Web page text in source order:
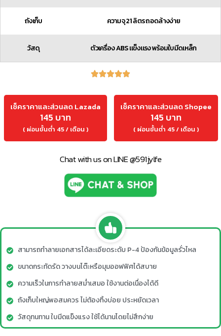
ถังเก็บ ความจุ 21 ลิตร ถอดล้างง่าย
วัสดุ ตัวเครื่อง ABS แข็งแรง พร้อมใบมีดเหล็ก
เช็คราคาและส่วนลด Lazada
145 บาท
( ผ่อนขั้นต่ำ 45 / เดือน )
เช็คราคาและส่วนลด Shopee
145 บาท
( ผ่อนขั้นต่ำ 45 / เดือน )
Chat with us on LINE @591jylfe
สามารถทำลายเอกสารได้ละเอียดระดับ P-4 ป้องกันข้อมูลรั่วไหล
ขนาดกระทัดรัด วางบนโต๊ะหรือมุมออฟฟิศได้สบาย
ความเร็วในการทำลายสม่ำเสมอ ใช้งานต่อเนื่องได้ดี
ถังเก็บใหญ่พอสมควร ไม่ต้องทิ้งบ่อย ประหยัดเวลา
วัสดุทนทาน ใบมีดแข็งแรง ใช้ได้นานโดยไม่สึกง่าย